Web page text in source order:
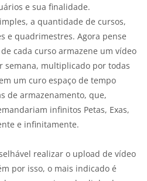
e sua finalidade.
a quantidade de cursos,
e quadrimestres. Agora pense
cada curso armazene um vídeo
semana, multiplicado por todas
um curo espaço de tempo
de armazenamento, que,
infinitos Petas, Exas,
e infinitamente.
realizar o upload de vídeo
por isso, o mais indicado é